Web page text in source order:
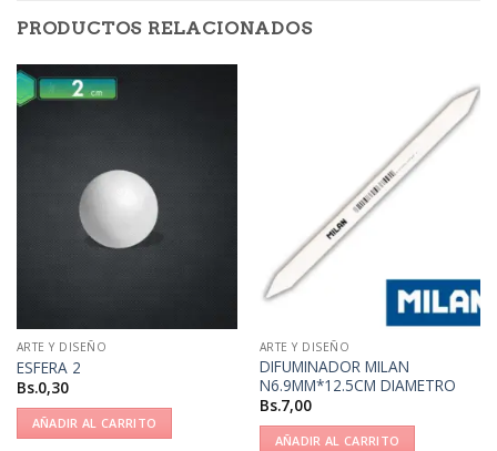
PRODUCTOS RELACIONADOS
ARTE Y DISEÑO
ESFERA 2
Bs.0,30
AÑADIR AL CARRITO
ARTE Y DISEÑO
DIFUMINADOR MILAN
N6.9MM*12.5CM DIAMETRO
Bs.7,00
AÑADIR AL CARRITO